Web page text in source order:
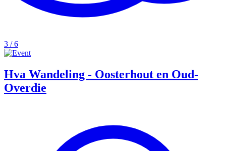
3 / 6
Hva Wandeling - Oosterhout en Oud-
Overdie